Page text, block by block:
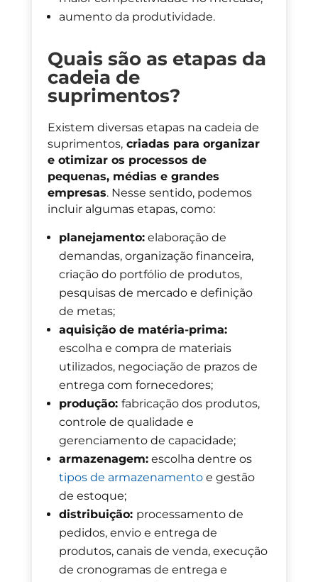
aumento da produtividade.
Quais são as etapas da
cadeia de
suprimentos?
Existem diversas etapas na cadeia de
suprimentos, criadas para organizar
e otimizar os processos de
pequenas, médias e grandes
empresas. Nesse sentido, podemos
incluir algumas etapas, como:
planejamento: elaboração de
demandas, organização financeira,
criação do portfólio de produtos,
pesquisas de mercado e definição
de metas;
aquisição de matéria-prima:
escolha e compra de materiais
utilizados, negociação de prazos de
entrega com fornecedores;
produção:fabricação dos produtos,
controle de qualidade e
gerenciamento de capacidade;
armazenagem: escolha dentre os
tipos de armazenamento e gestão
de estoque;
distribuição: processamento de
pedidos, envio e entrega de
produtos, canais de venda, execução
de cronogramas de entrega e